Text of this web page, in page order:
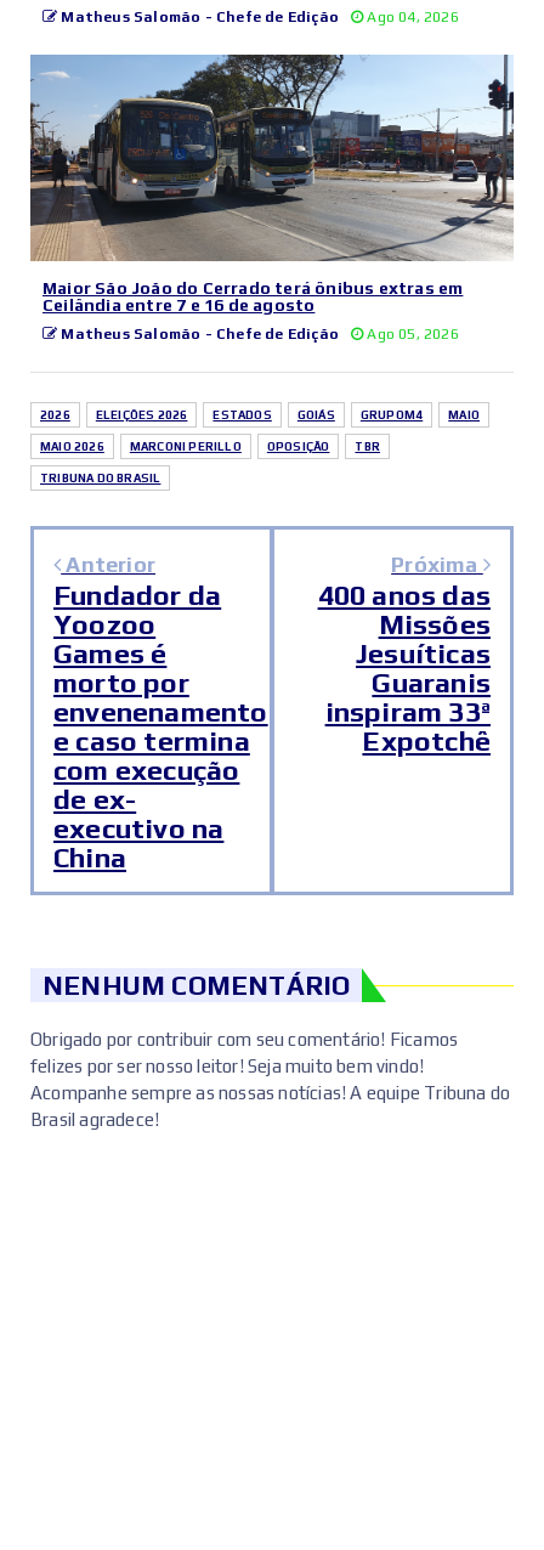
Matheus Salomão - Chefe de Edição Ago 04, 2026
Maior São João do Cerrado terá ônibus extras em
Ceilândia entre 7 e 16 de agosto
Matheus Salomão - Chefe de Edição Ago 05, 2026
2026 ELEIÇÕES 2026 ESTADOS GOIÁS GRUPOM4 MAIO
MAIO 2026 MARCONI PERILLO OPOSIÇÃO TBR
TRIBUNA DO BRASIL
Anterior
Fundador da
Yoozoo
Games é
morto por
envenenamento
e caso termina
com execução
de ex-
executivo na
China
Próxima
400 anos das
Missões
Jesuíticas
Guaranis
inspiram 33ª
Expotchê
NENHUM COMENTÁRIO
Obrigado por contribuir com seu comentário! Ficamos
felizes por ser nosso leitor! Seja muito bem vindo!
Acompanhe sempre as nossas notícias! A equipe Tribuna do
Brasil agradece!